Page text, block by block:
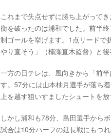
これまで失点せずに勝ち上がって
衡を破ったのは浦和でした。前半
制ゴールを挙げます。1点リードで
やり直そう」（楠瀬直木監督）と後
一方の日テレは、風向きから「前
す。57分には山本柚月選手が落ち
上を越す狙いすましたシュートを放
しかし浦和も78分、島田選手から
試合は10分ハーフの延長戦にもつれ